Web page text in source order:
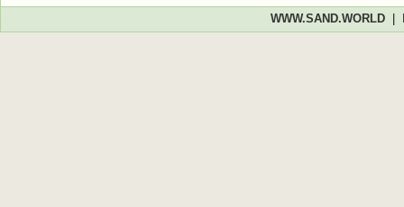
WWW.SAND.WORLD|